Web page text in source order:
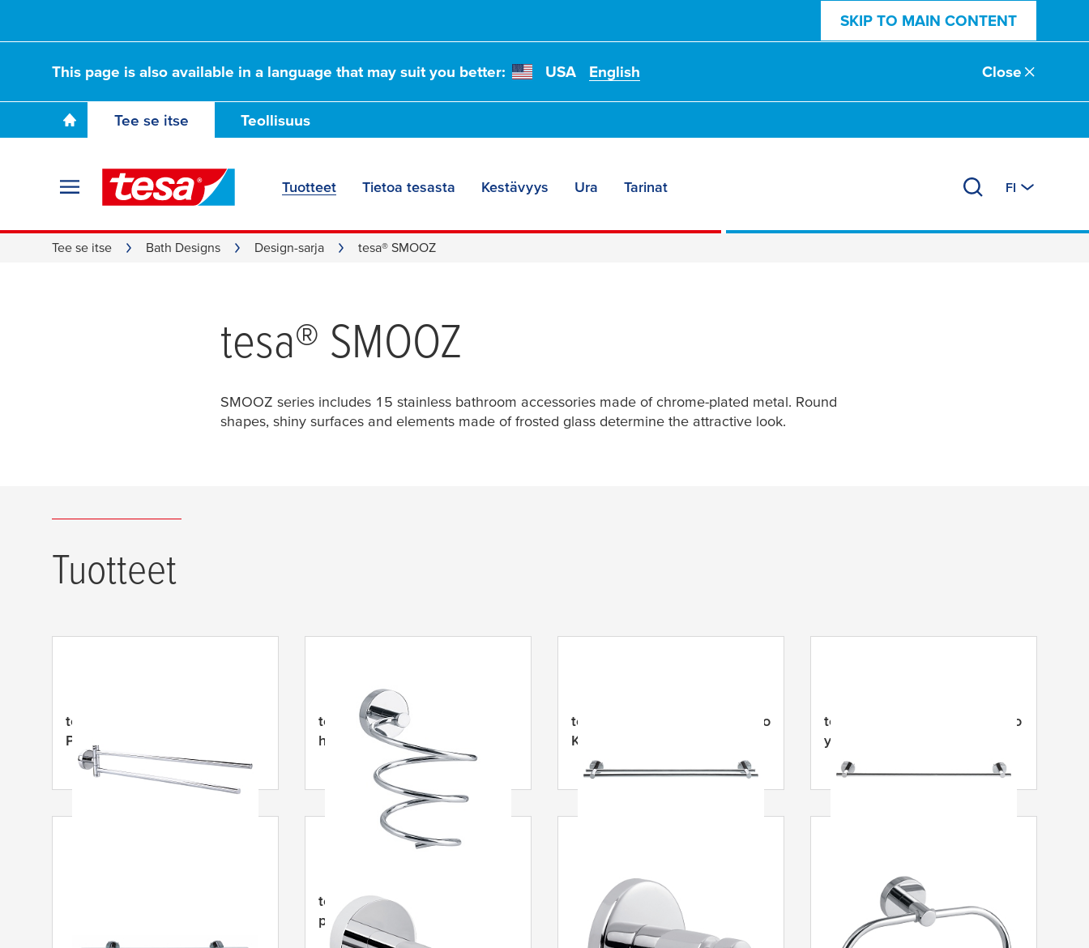
SKIP TO MAIN CONTENT
This page is also available in a language that may suit you better: USA English Close
Tee se itse Teollisuus
Tuotteet Tietoa tesasta Kestävyys Ura Tarinat FI
Tee se itse Bath Designs Design-sarja tesa® SMOOZ
tesa® SMOOZ
SMOOZ series includes 15 stainless bathroom accessories made of chrome-plated metal. Round
shapes, shiny surfaces and elements made of frosted glass determine the attractive look.
Tuotteet
tesa
Pyyheteline
tesa
® Smooz
hiustenkuivaajateline
tesa
® Smooz Kylpypyyhetanko
Kaksiosainen
tesa
® Smooz kylpypyyhetanko
yksiosainen
tesa ® Smooz Lisäteline WC-
paperille
tesa ® Smooz Pyyhekoukku ® Smooz Pyyherengas